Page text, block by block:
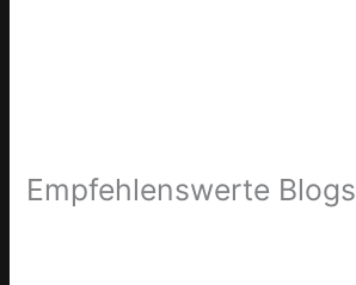
Empfehlenswerte Blogs